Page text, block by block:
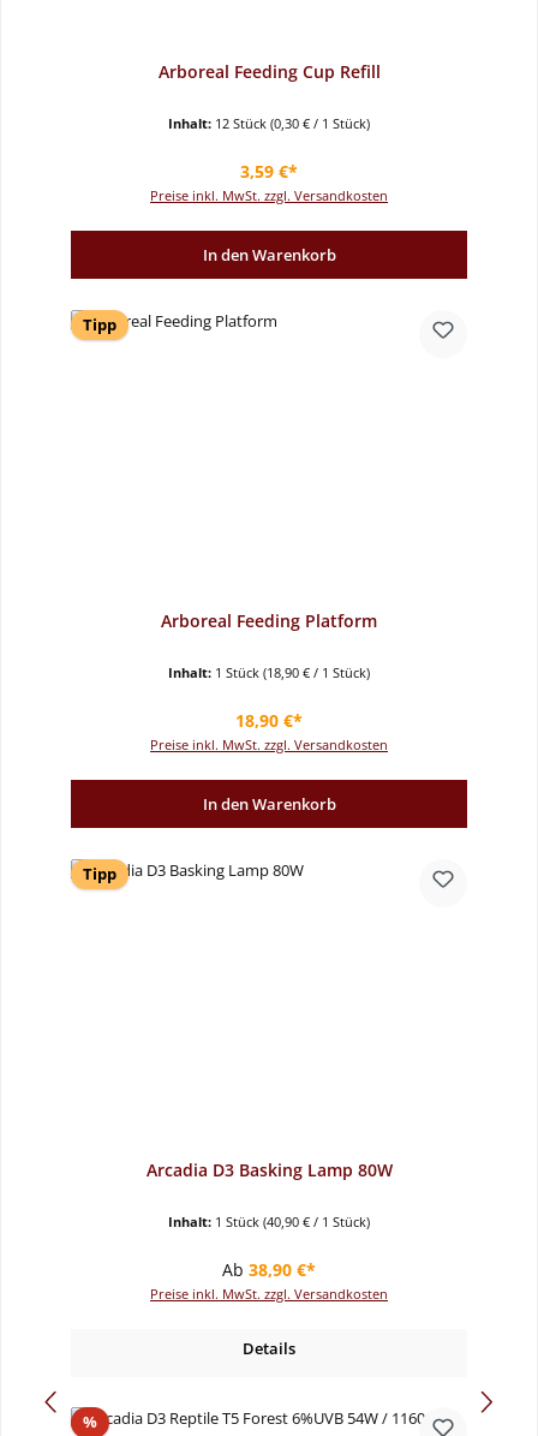
Arboreal Feeding Cup Refill
Inhalt: 12 Stück (0,30 € / 1 Stück)
Regulärer Preis:
3,59 €*
Preise inkl. MwSt. zzgl. Versandkosten
In den Warenkorb
Tipp
Arboreal Feeding Platform
Inhalt: 1 Stück (18,90 € / 1 Stück)
Regulärer Preis:
18,90 €*
Preise inkl. MwSt. zzgl. Versandkosten
In den Warenkorb
Tipp
Arcadia D3 Basking Lamp 80W
Inhalt: 1 Stück (40,90 € / 1 Stück)
Regulärer Preis:
Ab 38,90 €*
Preise inkl. MwSt. zzgl. Versandkosten
Details
%Rabatt